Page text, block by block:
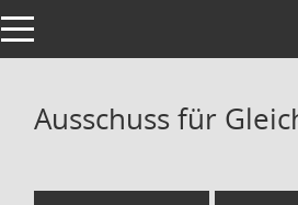
Toggle navigation
Ausschuss für